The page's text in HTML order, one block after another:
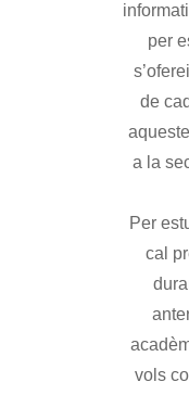
per
de
a la
Per
cal
vols